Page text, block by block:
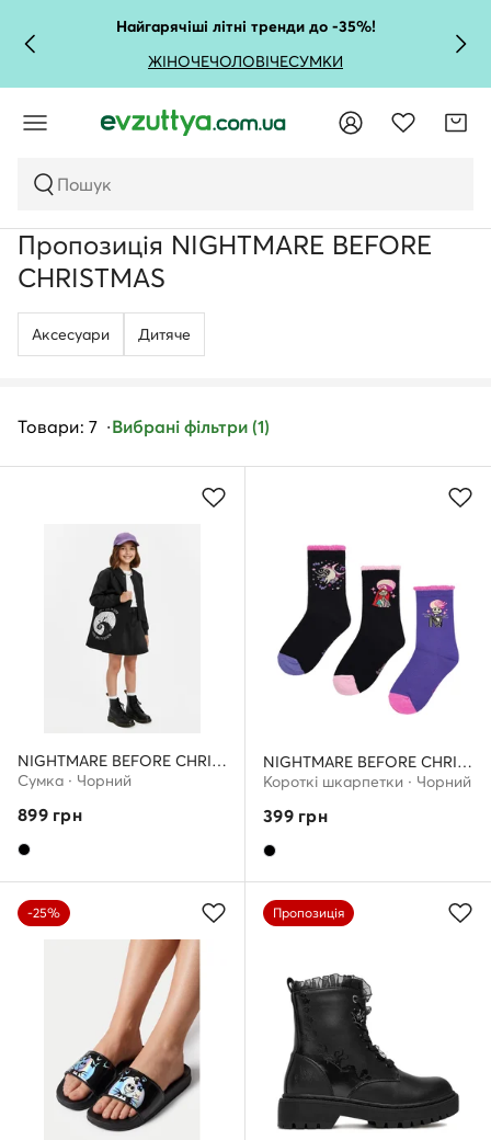
Найгарячіші літні тренди до -35%!
ЖІНОЧЕЧОЛОВІЧЕСУМКИ
Пошук
Пропозиція NIGHTMARE BEFORE
CHRISTMAS
Аксесуари Дитяче
Товари: 7 Вибрані фільтри (1)
NIGHTMARE BEFORE CHRISTMAS
Сумка · Чорний
899грн
NIGHTMARE BEFORE CHRISTMAS
Короткі шкарпетки · Чорний
399грн
-25% Пропозиція